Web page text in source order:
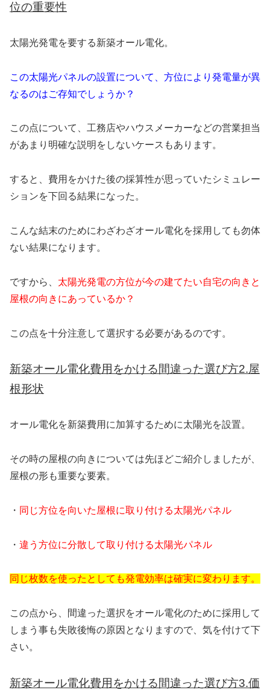
位の重要性
太陽光発電を要する新築オール電化。
この太陽光パネルの設置について、方位により発電量が異
なるのはご存知でしょうか？
この点について、工務店やハウスメーカーなどの営業担当
があまり明確な説明をしないケースもあります。
すると、費用をかけた後の採算性が思っていたシミュレー
ションを下回る結果になった。
こんな結末のためにわざわざオール電化を採用しても勿体
ない結果になります。
ですから、 太陽光発電の方位が今の建てたい自宅の向きと
屋根の向きにあっているか？
この点を十分注意して選択する必要があるのです。
新築オール電化費用をかける間違った選び方2.屋
根形状
オール電化を新築費用に加算するために太陽光を設置。
その時の屋根の向きについては先ほどご紹介しましたが、
屋根の形も重要な要素。
・ 同じ方位を向いた屋根に取り付ける太陽光パネル
・ 違う方位に分散して取り付ける太陽光パネル
同じ枚数を使ったとしても発電効率は確実に変わります。
この点から、間違った選択をオール電化のために採用して
しまう事も失敗後悔の原因となりますので、気を付けて下
さい。
新築オール電化費用をかける間違った選び方3.価